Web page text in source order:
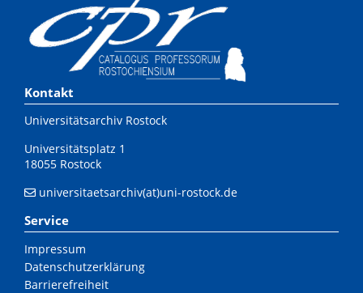
Kontakt
Universitätsarchiv Rostock
Universitätsplatz 1
18055 Rostock
universitaetsarchiv(at)uni-rostock.de
Service
Impressum
Datenschutzerklärung
Barrierefreiheit